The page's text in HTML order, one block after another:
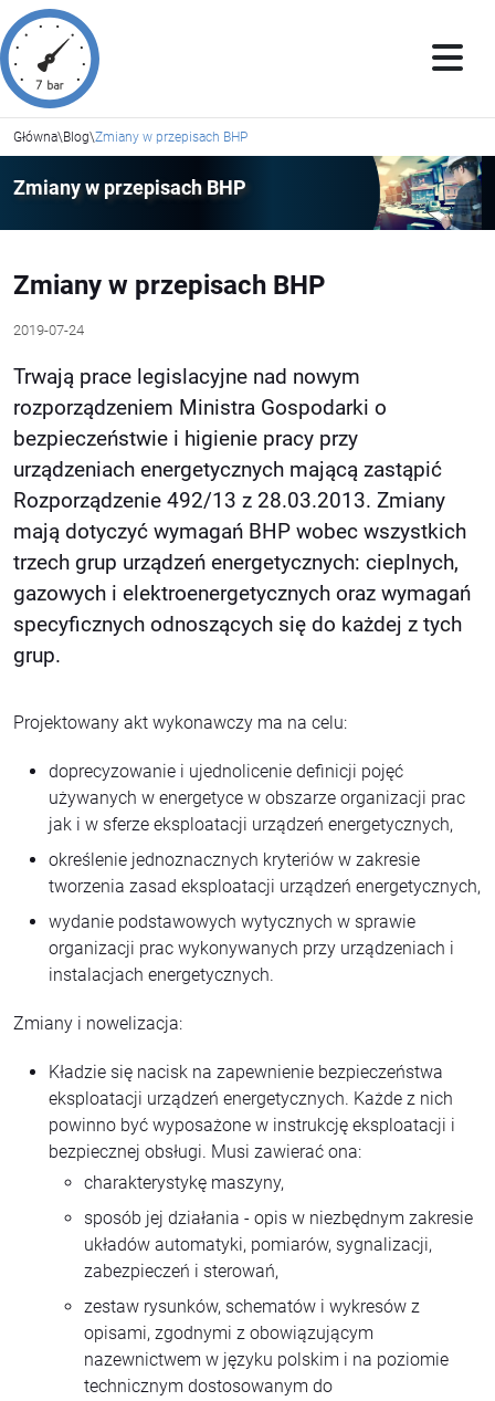
Główna\Blog\Zmiany w przepisach BHP
Zmiany w przepisach BHP
Zmiany w przepisach BHP
2019-07-24
Trwają prace legislacyjne nad nowym
rozporządzeniem Ministra Gospodarki o
bezpieczeństwie i higienie pracy przy
urządzeniach energetycznych mającą zastąpić
Rozporządzenie 492/13 z 28.03.2013. Zmiany
mają dotyczyć wymagań BHP wobec wszystkich
trzech grup urządzeń energetycznych: cieplnych,
gazowych i elektroenergetycznych oraz wymagań
specyficznych odnoszących się do każdej z tych
grup.
Projektowany akt wykonawczy ma na celu:
doprecyzowanie i ujednolicenie definicji pojęć
używanych w energetyce w obszarze organizacji prac
jak i w sferze eksploatacji urządzeń energetycznych,
określenie jednoznacznych kryteriów w zakresie
tworzenia zasad eksploatacji urządzeń energetycznych,
wydanie podstawowych wytycznych w sprawie
organizacji prac wykonywanych przy urządzeniach i
instalacjach energetycznych.
Zmiany i nowelizacja:
Kładzie się nacisk na zapewnienie bezpieczeństwa
eksploatacji urządzeń energetycznych. Każde z nich
powinno być wyposażone w instrukcję eksploatacji i
bezpiecznej obsługi. Musi zawierać ona:
charakterystykę maszyny,
sposób jej działania - opis w niezbędnym zakresie
układów automatyki, pomiarów, sygnalizacji,
zabezpieczeń i sterowań,
zestaw rysunków, schematów i wykresów z
opisami, zgodnymi z obowiązującym
nazewnictwem w języku polskim i na poziomie
technicznym dostosowanym do